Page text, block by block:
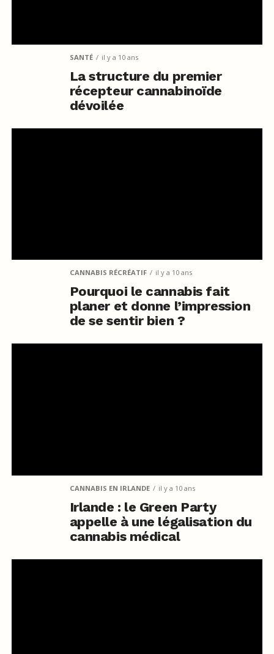
SANTÉ il y a 10 ans
La structure du premier
récepteur cannabinoïde
dévoilée
CANNABIS RÉCRÉATIF il y a 10 ans
Pourquoi le cannabis fait
planer et donne l’impression
de se sentir bien ?
CANNABIS EN IRLANDE il y a 10 ans
Irlande : le Green Party
appelle à une légalisation du
cannabis médical